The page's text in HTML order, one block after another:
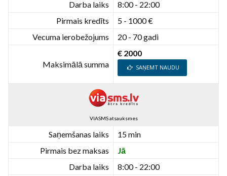
Darba laiks
8:00 - 22:00
Pirmais kredīts
5 - 1000 €
Vecuma ierobežojums
20 - 70 gadi
Maksimālā summa
€ 2000
SAŅEMT NAUDU
VIASMS atsauksmes
Saņemšanas laiks
15 min
Pirmais bez maksas
Jā
Darba laiks
8:00 - 22:00